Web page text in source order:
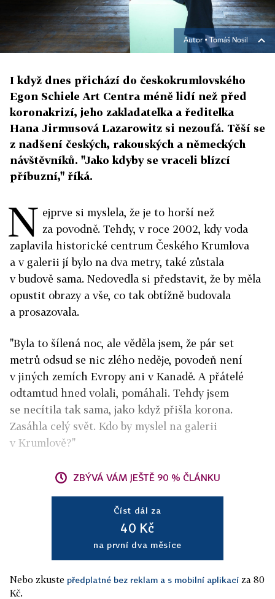
Autor ▪ Tomáš Nosil
I když dnes přichází do českokrumlovského
Egon Schiele Art Centra méně lidí než před
koronakrizí, jeho zakladatelka a ředitelka
Hana Jirmusová Lazarowitz si nezoufá. Těší se
z nadšení českých, rakouských a německých
návštěvníků. "Jako kdyby se vraceli blízcí
příbuzní," říká.
N ejprve si myslela, že je to horší než
za povodně. Tehdy, v roce 2002, kdy voda
zaplavila historické centrum Českého Krumlova
a v galerii jí bylo na dva metry, také zůstala
v budově sama. Nedovedla si představit, že by měla
opustit obrazy a vše, co tak obtížně budovala
a prosazovala.
"Byla to šílená noc, ale věděla jsem, že pár set
metrů odsud se nic zlého neděje, povodeň není
v jiných zemích Evropy ani v Kanadě. A přátelé
odtamtud hned volali, pomáhali. Tehdy jsem
se necítila tak sama, jako když přišla korona.
Zasáhla celý svět. Kdo by myslel na galerii
v Krumlově?"
ZBÝVÁ VÁM JEŠTĚ 90 % ČLÁNKU
Číst dál za
40 Kč
na první dva měsíce
Nebo zkuste předplatné bez reklam a s mobilní aplikací za 80
Kč.